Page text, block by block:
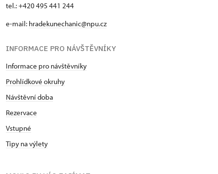
tel.: +420 495 441 244
e-mail: hradekunechanic@npu.cz
INFORMACE PRO NÁVŠTĚVNÍKY
Informace pro návštěvníky
Prohlídkové okruhy
Návštěvní doba
Rezervace
Vstupné
Tipy na výlety